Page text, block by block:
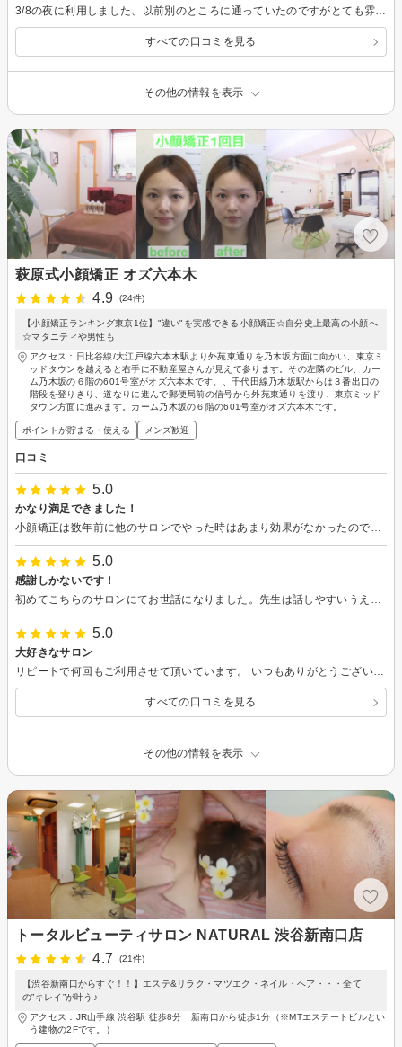
3/8の夜に利用しました、以前別のところに通っていたのですがとても雰囲気が良く、良いお店だと感じました。名前を失念してしまったのですが、施術していただいた方のご対応や説明も分かりやすく、アフターケアの注意点なども含めてとても満足できました。今回をきっかけに定期的にお願いしようと思っています。
すべての口コミを見る
その他の情報を表示
萩原式小顔矯正 オズ六本木
4.9
(24件)
【小顔矯正ランキング東京1位】"違い"を実感できる小顔矯正☆自分史上最高の小顔へ
☆マタニティや男性も
アクセス：日比谷線/大江戸線六本木駅より外苑東通りを乃木坂方面に向かい、東京ミ
ッドタウンを越えると右手に不動産屋さんが見えて参ります。その左隣のビル、カー
ム乃木坂の６階の601号室がオズ六本木です。、千代田線乃木坂駅からは３番出口の
階段を登りきり、道なりに進んで郵便局前の信号から外苑東通りを渡り、東京ミッド
タウン方面に進みます。カーム乃木坂の６階の601号室がオズ六本木です。
ポイントが貯まる・使える メンズ歓迎
口コミ
5.0
かなり満足できました！
小顔矯正は数年前に他のサロンでやった時はあまり効果がなかったのでそれっきりだったのですが、ここのサロンさんではしっかりと効果が出て驚きでした。 痛みなども全くないので誰でも気軽に利用できると思います。 さらに小顔を安定させるようにこれからも通おうと思います。
5.0
感謝しかないです！
初めてこちらのサロンにてお世話になりました。先生は話しやすいうえに小顔にする技術が本当に凄いなと思いました。 施術も丁寧で痛みなどもなく顔が小さくなったので本当に感謝しかありません。
5.0
大好きなサロン
リピートで何回もご利用させて頂いています。 いつもありがとうございます♪ 痛みに敏感な私ですが、ここの小顔矯正は全く痛くなく楽しく通えています。 いろいろなコースがあるサロンですが小顔矯正を集中的にやってもらってます。断然効果があるのが丸分かりです。 マスクをつけないでも自信をもって仕事や街中を歩くことができてコンプレックスだった顔の大きさがいつのまにかそんなことすら忘れてる自分がいます！先生はいつも優しくせっしてくださいり、安心して通いやすいのも助かります。 これからもお世話になる大好きなサロンのうちの１つです。
すべての口コミを見る
その他の情報を表示
トータルビューティサロン NATURAL 渋谷新南口店
4.7
(21件)
【渋谷新南口からすぐ！！】エステ&リラク・マツエク・ネイル・ヘア・・・全て
の”キレイ”が叶う♪
アクセス：JR山手線 渋谷駅 徒歩8分 新南口から徒歩1分（※MTエステートビルとい
う建物の2Fです。）